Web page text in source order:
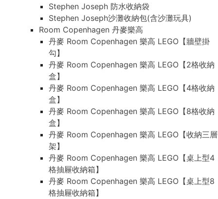
Stephen Joseph 防水收納袋
Stephen Joseph沙灘收納包(含沙灘玩具)
Room Copenhagen 丹麥樂高
丹麥 Room Copenhagen 樂高 LEGO【牆壁掛
勾】
丹麥 Room Copenhagen 樂高 LEGO【2格收納
盒】
丹麥 Room Copenhagen 樂高 LEGO【4格收納
盒】
丹麥 Room Copenhagen 樂高 LEGO【8格收納
盒】
丹麥 Room Copenhagen 樂高 LEGO【收納三層
架】
丹麥 Room Copenhagen 樂高 LEGO【桌上型4
格抽屜收納箱】
丹麥 Room Copenhagen 樂高 LEGO【桌上型8
格抽屜收納箱】